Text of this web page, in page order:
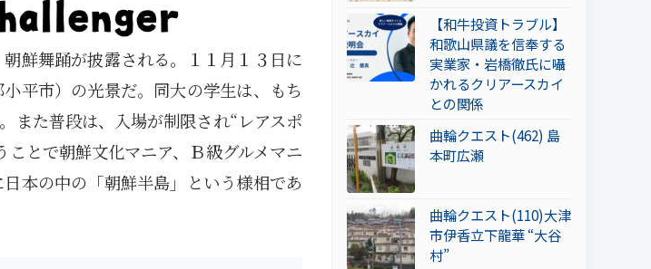
【和牛投資トラブル】
和歌山県議を信奉する
実業家・岩橋徹氏に囁
かれるクリアースカイ
との関係
曲輪クエスト(462) 島
本町広瀬
曲輪クエスト(110)大津
市伊香立下龍華 “大谷
村”
鮮舞踊が披露される。１１月１３日に
平市）の光景だ。同大の学生は、もち
また普段は、入場が制限され“レアスポ
とで朝鮮文化マニア、Ｂ級グルメマニ
本の中の「朝鮮半島」という様相であ